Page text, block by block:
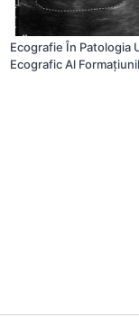
Ecografie În Patologia
Ecografic Al